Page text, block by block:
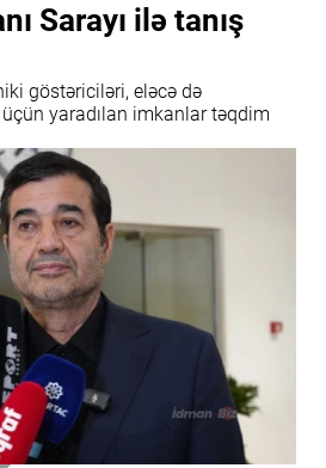
Sarayı ilə tanış
göstəriciləri, eləcə də
üçün yaradılan imkanlar təqdim